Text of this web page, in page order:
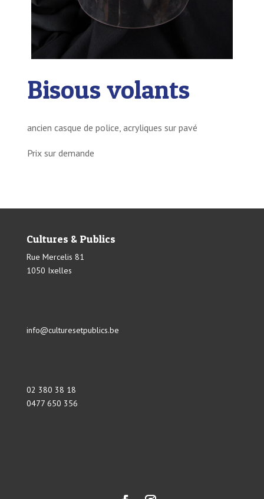
Bisous volants
ancien casque de police, acryliques sur pavé
Prix sur demande
Cultures & Publics
Rue Mercelis 81
1050 Ixelles
info@culturesetpublics.be
02 380 38 18
0477 650 356